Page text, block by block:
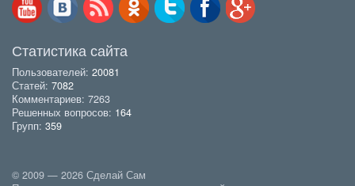
Статистика сайта
Пользователей: 20081
Статей: 7082
Комментариев: 7263
Решенных вопросов: 164
Групп: 359
© 2009 — 2026 Сделай Сам